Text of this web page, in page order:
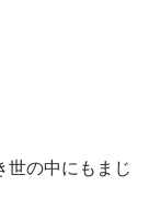
世の中にもまじ